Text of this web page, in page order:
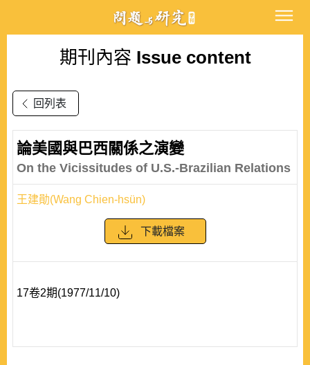
期刊內容 Issue content
回列表
論美國與巴西關係之演變
On the Vicissitudes of U.S.-Brazilian Relations
王建勛(Wang Chien-hsün)
下載檔案
17卷2期(1977/11/10)